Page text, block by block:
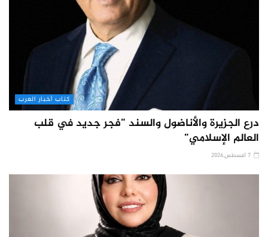
كتاب أخبار العرب
درع الجزيرة والأناضول والسند “فجر جديد في قلب
العالم الإسلامي”